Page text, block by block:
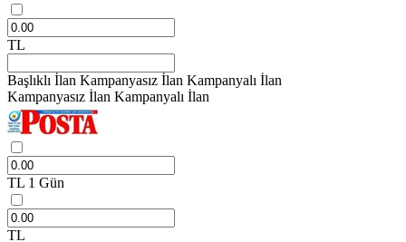
TL
Başlıklı İlan Kampanyasız İlan Kampanyalı İlan
Kampanyasız İlan Kampanyalı İlan
TL 1 Gün
TL